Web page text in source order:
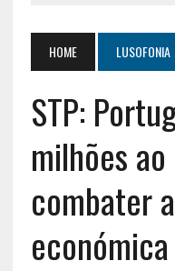
HOME LUSOFONIA
STP:
milhões
combater
económica